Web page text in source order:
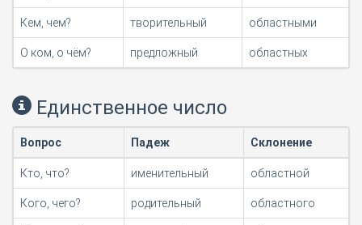
Кем, чем? творительный областными
О ком, о чём? предложный областных
Единственное число
Вопрос Падеж Склонение
Кто, что? именительный областной
Кого, чего? родительный областного